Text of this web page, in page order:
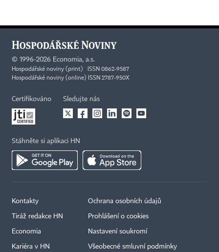
© 1996-2026 Economia, a.s.
Hospodářské noviny (print) ISSN 0862-9587
Hospodářské noviny (online) ISSN 2787-950X
Certifikováno Sledujte nás
Stáhněte si aplikaci HN
Kontakty
Tiráž redakce HN
Economia
Kariéra v HN
Ochrana osobních údajů
Prohlášení o cookies
Nastavení soukromí
Všeobecné smluvní podmínky